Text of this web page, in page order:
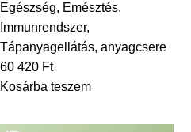
Egészség, Emésztés,
Immunrendszer,
Tápanyagellátás, anyagcsere
60 420 Ft
Kosárba teszem